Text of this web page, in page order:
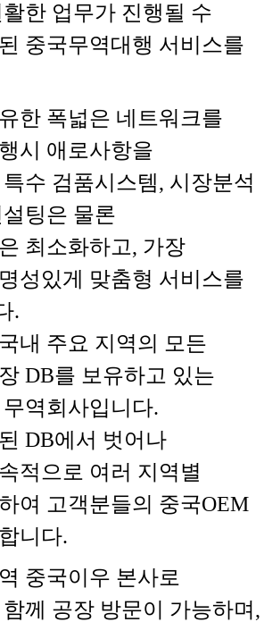
한 업무가 진행될 수
중국무역대행 서비스를
한 폭넓은 네트워크를
시 애로사항을
수 검품시스템, 시장분석
팅은 물론
최소화하고, 가장
성있게 맞춤형 서비스를
.
내 주요 지역의 모든
DB를 보유하고 있는
역회사입니다.
DB에서 벗어나
적으로 여러 지역별
여 고객분들의 중국OEM
니다.
중국이우 본사로
께 공장 방문이 가능하며,